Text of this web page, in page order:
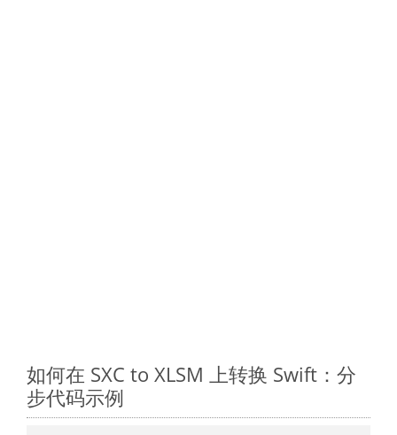
如何在 SXC to XLSM 上转换 Swift：分
步代码示例